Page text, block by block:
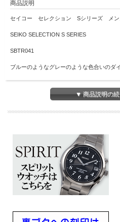
商品説明
セイコー セレクション Sシリーズ メ
SEIKO SELECTION S SERIES
SBTR041
ブルーのようなグレーのような色合いのダ
ダードなデザインのクロノグラフウオッチ
らくらくアジャストを採用していますので
のコマを外すことができるので、腕回りの
すすめです
■プッシュ式三つ折中留め
■電池寿命約3年
▼ 商品説明の